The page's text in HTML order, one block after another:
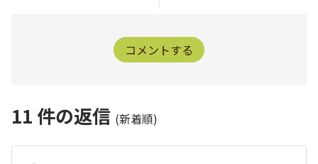
コメントする
11 件の返信 (新着順)